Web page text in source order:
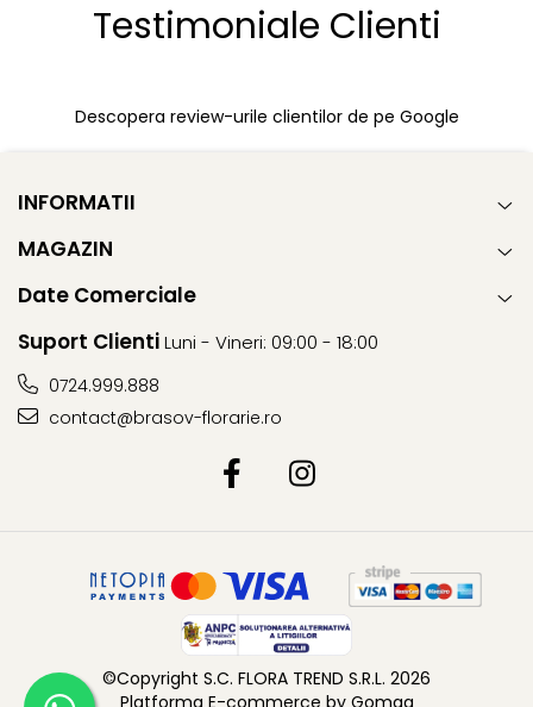
Testimoniale Clienti
Descopera review-urile clientilor de pe Google
INFORMATII
MAGAZIN
Date Comerciale
Suport ClientiLuni - Vineri: 09:00 - 18:00
0724.999.888
contact@brasov-florarie.ro
©Copyright S.C. FLORA TREND S.R.L. 2026